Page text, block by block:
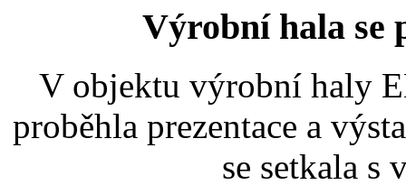
Výrobní hala
V objektu výrobní haly
proběhla prezentace a
se setkala s